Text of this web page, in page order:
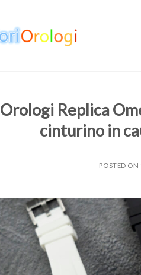
Orologi Replica
cinturino in
POSTED ON